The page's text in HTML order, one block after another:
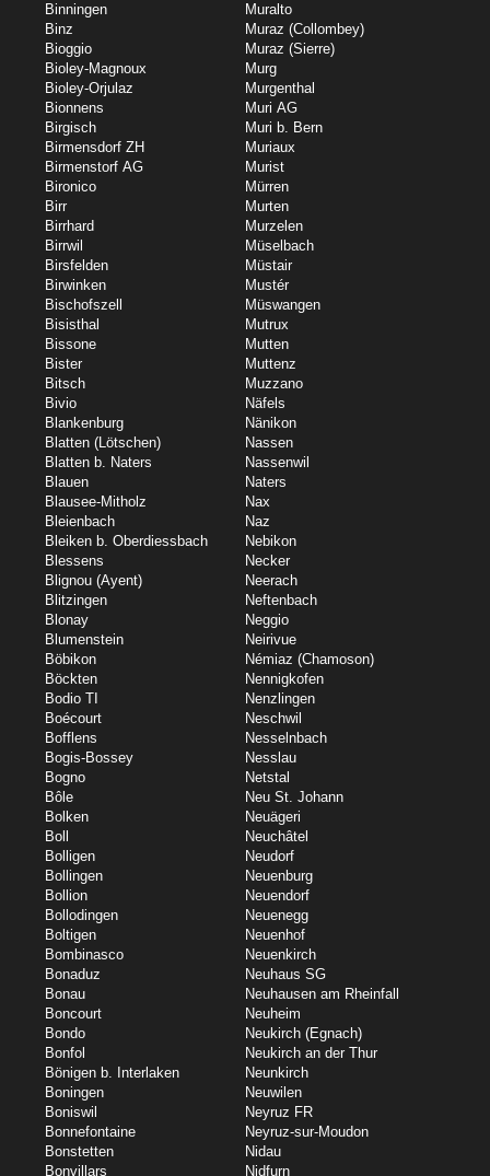
Binningen
Binz
Bioggio
Bioley-Magnoux
Bioley-Orjulaz
Bionnens
Birgisch
Birmensdorf ZH
Birmenstorf AG
Bironico
Birr
Birrhard
Birrwil
Birsfelden
Birwinken
Bischofszell
Bisisthal
Bissone
Bister
Bitsch
Bivio
Blankenburg
Blatten (Lötschen)
Blatten b. Naters
Blauen
Blausee-Mitholz
Bleienbach
Bleiken b. Oberdiessbach
Blessens
Blignou (Ayent)
Blitzingen
Blonay
Blumenstein
Böbikon
Böckten
Bodio TI
Boécourt
Bofflens
Bogis-Bossey
Bogno
Bôle
Bolken
Boll
Bolligen
Bollingen
Bollion
Bollodingen
Boltigen
Bombinasco
Bonaduz
Bonau
Boncourt
Bondo
Bonfol
Bönigen b. Interlaken
Boningen
Boniswil
Bonnefontaine
Bonstetten
Bonvillars
Muralto
Muraz (Collombey)
Muraz (Sierre)
Murg
Murgenthal
Muri AG
Muri b. Bern
Muriaux
Murist
Mürren
Murten
Murzelen
Müselbach
Müstair
Mustér
Müswangen
Mutrux
Mutten
Muttenz
Muzzano
Näfels
Nänikon
Nassen
Nassenwil
Naters
Nax
Naz
Nebikon
Necker
Neerach
Neftenbach
Neggio
Neirivue
Némiaz (Chamoson)
Nennigkofen
Nenzlingen
Neschwil
Nesselnbach
Nesslau
Netstal
Neu St. Johann
Neuägeri
Neuchâtel
Neudorf
Neuenburg
Neuendorf
Neuenegg
Neuenhof
Neuenkirch
Neuhaus SG
Neuhausen am Rheinfall
Neuheim
Neukirch (Egnach)
Neukirch an der Thur
Neunkirch
Neuwilen
Neyruz FR
Neyruz-sur-Moudon
Nidau
Nidfurn